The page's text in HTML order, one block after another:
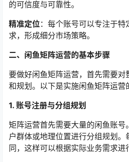
的可信度与可靠性。
精准定位：每个账号可以专注于
求，形成细分市场策略。
二、闲鱼矩阵运营的基本步骤
要做好闲鱼矩阵运营，首先需要对
和规划。以下是实施闲鱼矩阵运营
1. 账号注册与分组规划
矩阵运营首先需要大量的闲鱼账号
户群体或地理位置进行分组规划
同，这样可以根据实际业务需求进